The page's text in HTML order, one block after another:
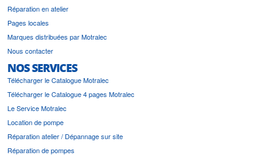
Réparation en atelier
Pages locales
Marques distribuées par Motralec
Nous contacter
NOS SERVICES
Télécharger le Catalogue Motralec
Télécharger le Catalogue 4 pages Motralec
Le Service Motralec
Location de pompe
Réparation atelier / Dépannage sur site
Réparation de pompes